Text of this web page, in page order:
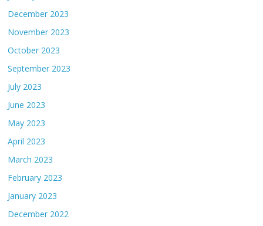
December 2023
November 2023
October 2023
September 2023
July 2023
June 2023
May 2023
April 2023
March 2023
February 2023
January 2023
December 2022